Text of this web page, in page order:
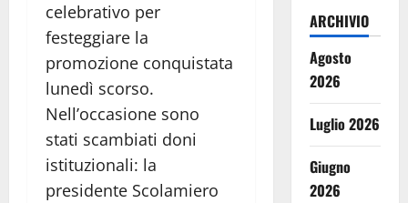
celebrativo per
festeggiare la
promozione conquistata
lunedì scorso.
Nell’occasione sono
stati scambiati doni
istituzionali: la
presidente Scolamiero
ARCHIVIO
Agosto
2026
Luglio 2026
Giugno
2026